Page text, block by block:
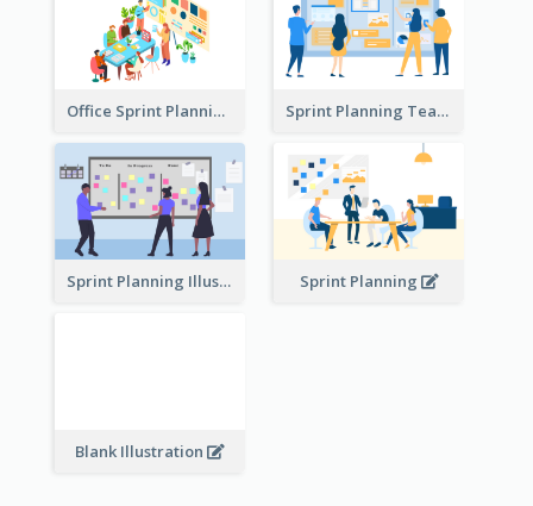
Office Sprint Planning Sprint Planning Team
Sprint Planning Illustration Sprint Planning
Blank Illustration